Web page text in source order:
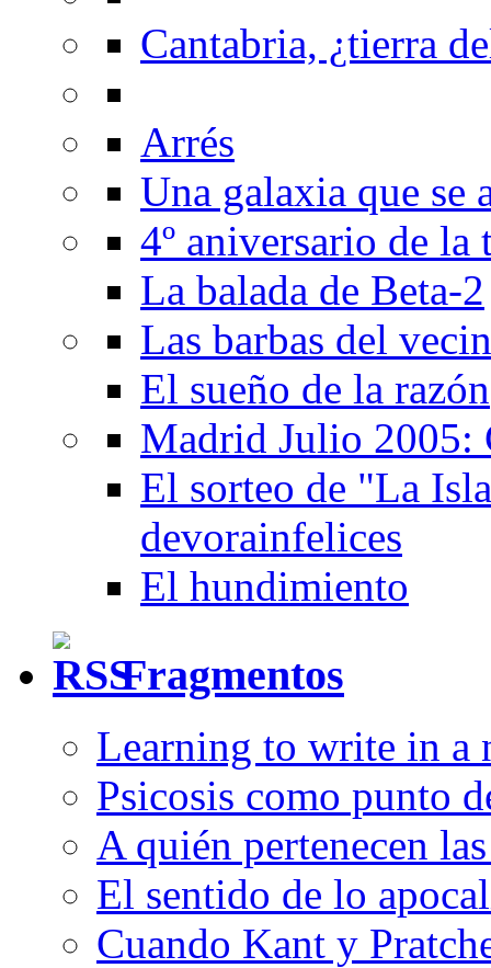
Cantabria, ¿tierra
Arrés
Una galaxia que se
4º aniversario de
La balada de Beta-2
Las barbas del
El sueño de la razón
Madrid Julio 2005:
El sorteo de "La
devorainfelices
El hundimiento
Fragmentos
Learning to write in a
Psicosis como punto
A quién pertenecen
El sentido de lo
Cuando Kant y